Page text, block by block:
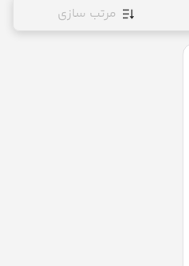
مرتب سازی